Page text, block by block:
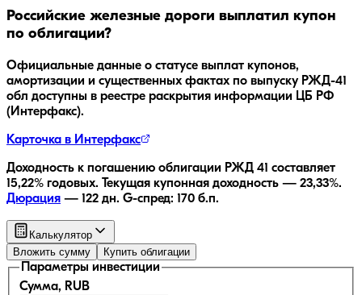
Российские железные дороги выплатил купон
по облигации?
Официальные данные о статусе выплат купонов,
амортизации и существенных фактах по выпуску РЖД-41
обл доступны в реестре раскрытия информации ЦБ РФ
(Интерфакс).
Карточка в Интерфакс
Доходность к погашению облигации РЖД 41 составляет
15,22% годовых. Текущая купонная доходность — 23,33%.
Дюрация — 122 дн. G-спред: 170 б.п.
Калькулятор
Вложить сумму
Купить облигации
Параметры инвестиции
Сумма, RUB